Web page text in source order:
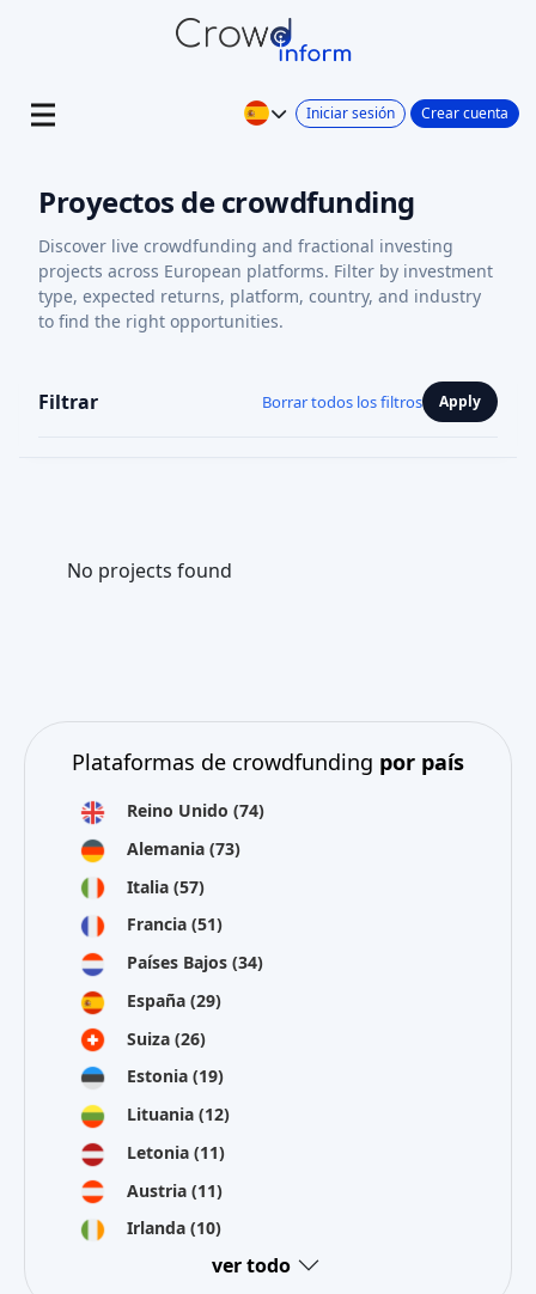
Iniciar sesión Crear cuenta
Proyectos de crowdfunding
Discover live crowdfunding and fractional investing
projects across European platforms. Filter by investment
type, expected returns, platform, country, and industry
to find the right opportunities.
Filtrar Borrar todos los filtros Apply
No projects found
Plataformas de crowdfunding por país
Reino Unido (74)
Alemania (73)
Italia (57)
Francia (51)
Países Bajos (34)
España (29)
Suiza (26)
Estonia (19)
Lituania (12)
Letonia (11)
Austria (11)
Irlanda (10)
ver todo